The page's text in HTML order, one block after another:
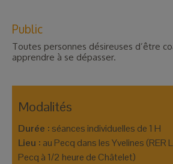
Public
Toutes personnes désireuses d’être
apprendre à se dépasser.
Durée :
Lieu : au Pecq dans les Yvelines (RER